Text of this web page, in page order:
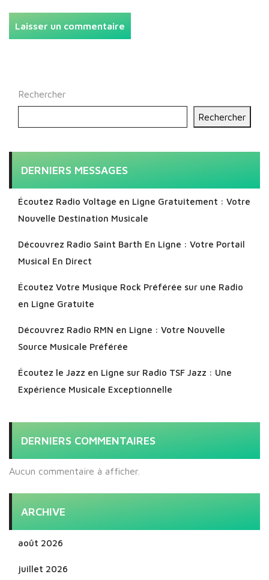
Rechercher
Rechercher
DERNIERS MESSAGES
Écoutez Radio Voltage en Ligne Gratuitement : Votre
Nouvelle Destination Musicale
Découvrez Radio Saint Barth En Ligne : Votre Portail
Musical En Direct
Écoutez Votre Musique Rock Préférée sur une Radio
en Ligne Gratuite
Découvrez Radio RMN en Ligne : Votre Nouvelle
Source Musicale Préférée
Écoutez le Jazz en Ligne sur Radio TSF Jazz : Une
Expérience Musicale Exceptionnelle
DERNIERS COMMENTAIRES
Aucun commentaire à afficher.
ARCHIVE
août 2026
juillet 2026